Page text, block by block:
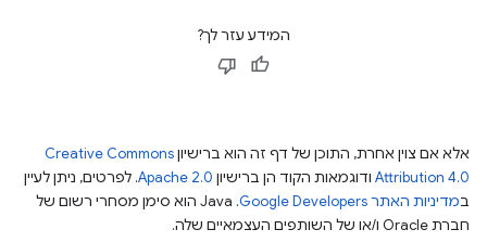
המידע עזר לך?
אלא אם צוין אחרת, התוכן של דף זה הוא ברישיוןCreative Commons
Attribution 4.0 ודוגמאות הקוד הן ברישיון Apache 2.0. לפרטים, ניתן לעיין
במדיניות האתר Google Developers‏
.‏ Java הוא סימן מסחרי רשום של
חברת Oracle ו/או של השותפים העצמאיים שלה.